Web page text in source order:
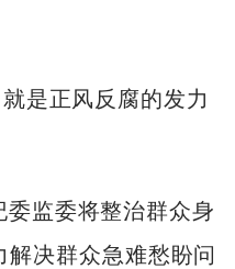
是正风反腐的发力
监委将整治群众身
决群众急难愁盼问